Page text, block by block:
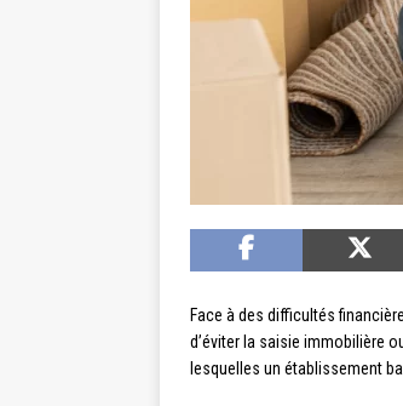
Face à des difficultés
d’éviter la saisie immobilière
lesquelles un établissement